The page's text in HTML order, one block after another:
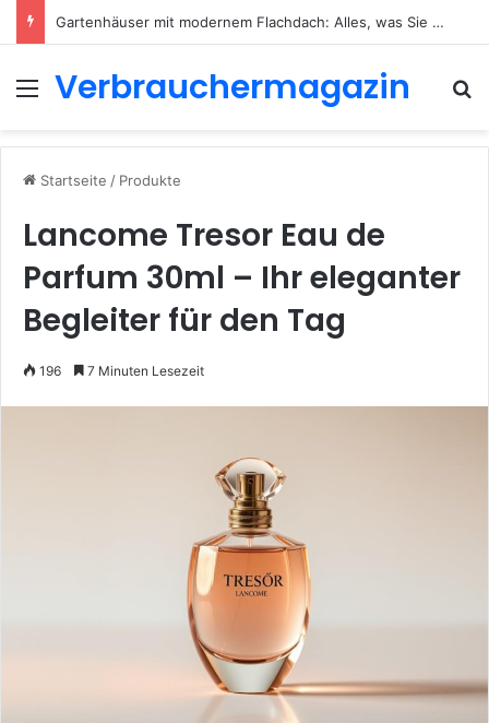
Gartenhäuser mit modernem Flachdach: Alles, was Sie 2026 wissen müssen
Menü
Verbrauchermagazin
Startseite / Produkte
Lancome Tresor Eau de
Parfum 30ml – Ihr eleganter
Begleiter für den Tag
196 7 Minuten Lesezeit